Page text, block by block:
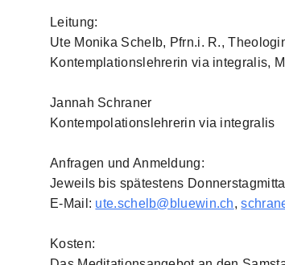
Leitung:
Ute Monika Schelb, Pfrn.i. R.,
Kontemplationslehrerin via integralis,
Jannah Schraner
Kontempolationslehrerin via integralis
Anfragen und Anmeldung:
Jeweils bis spätestens
E-Mail: ute.schelb@bluewin.ch,
Kosten: